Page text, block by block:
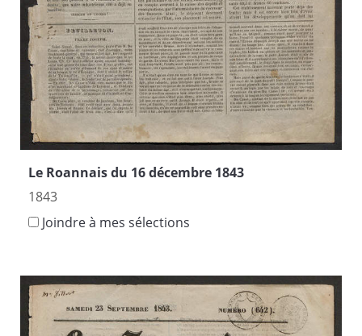
Le Roannais du 16 décembre 1843
1843
Joindre à mes sélections